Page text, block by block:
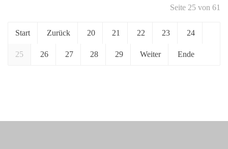
Seite 25 von 61
Start Zurück 20 21 22 23 24
25 26 27 28 29 Weiter Ende